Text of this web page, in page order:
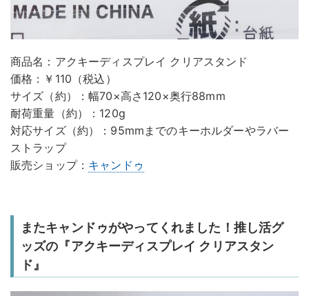
商品名：アクキーディスプレイ クリアスタンド
価格：￥110（税込）
サイズ（約）：幅70×高さ120×奥行88mm
耐荷重量（約）：120g
対応サイズ（約）：95mmまでのキーホルダーやラバー
ストラップ
販売ショップ： キャンドゥ
またキャンドゥがやってくれました！推し活グ
ッズの『アクキーディスプレイ クリアスタン
ド』